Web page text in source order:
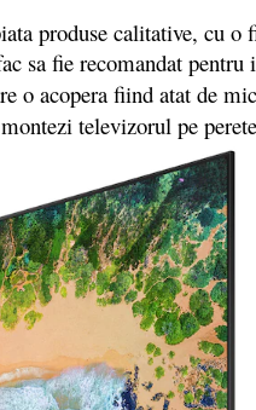
produse calitative, cu
sa fie recomandat
o acopera fiind atat de
televizorul pe